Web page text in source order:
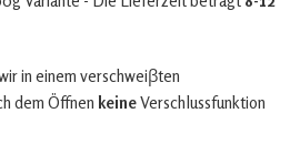
in einem verschweiβten
dem Öffnen keineVerschlussfunktion